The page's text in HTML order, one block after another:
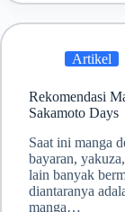
Artikel
Rekomendasi
Sakamoto Days
Saat ini manga
bayaran,
lain banyak
diantaranya
manga…